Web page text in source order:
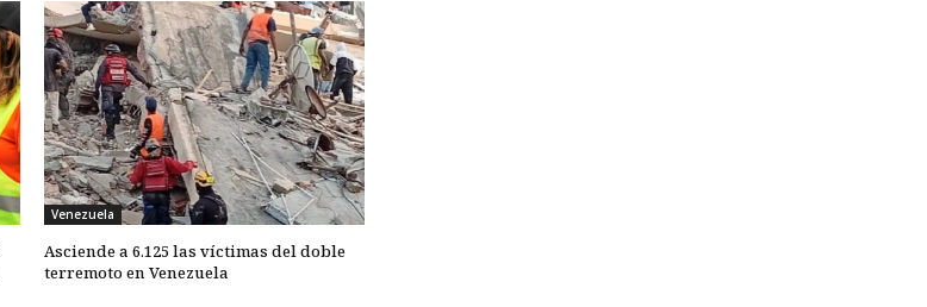
Venezuela
Asciende a 6.125 las víctimas del doble
terremoto en Venezuela